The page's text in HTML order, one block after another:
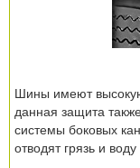
Шины имеют
данная защита
системы боковых
отводят грязь и воду